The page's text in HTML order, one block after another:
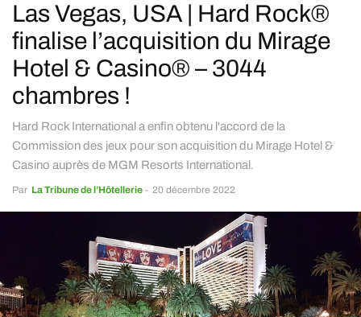
Las Vegas, USA | Hard Rock®
finalise l’acquisition du Mirage
Hotel & Casino® – 3044
chambres !
Hard Rock International a enfin obtenu l'accord de la
Commission des jeux pour son acquisition du Mirage Hotel &
Casino auprès de MGM Resorts International.
Par La Tribune de l’Hôtellerie - 20 décembre 2022